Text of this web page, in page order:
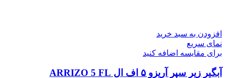
افزودن به سبد خرید
نمای سریع
برای مقایسه اضافه کنید
آبگیر زیر سپر آریزو ۵ اف ال ARRIZO 5 FL